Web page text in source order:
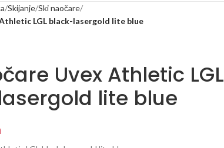
Skijanje Ski naočare
LGL black-lasergold lite blue
Uvex Athletic LGL
lite blue